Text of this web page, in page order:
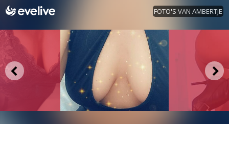
FOTO'S VAN AMBERTJE